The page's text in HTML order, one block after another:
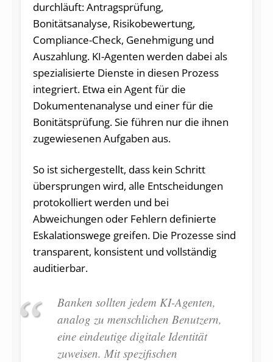
durchläuft: Antragsprüfung,
Bonitätsanalyse, Risikobewertung,
Compliance-Check, Genehmigung und
Auszahlung. KI-Agenten werden dabei als
spezialisierte Dienste in diesen Prozess
integriert. Etwa ein Agent für die
Dokumentenanalyse und einer für die
Bonitätsprüfung. Sie führen nur die ihnen
zugewiesenen Aufgaben aus.
So ist sichergestellt, dass kein Schritt
übersprungen wird, alle Entscheidungen
protokolliert werden und bei
Abweichungen oder Fehlern definierte
Eskalationswege greifen. Die Prozesse sind
transparent, konsistent und vollständig
auditierbar.
Banken sollten jedem KI-Agenten,
analog zu menschlichen Benutzern,
eine eindeutige digitale Identität
zuweisen. Mit spezifischen